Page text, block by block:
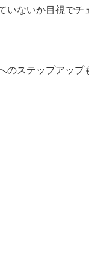
いないか目視で
のステップアッ